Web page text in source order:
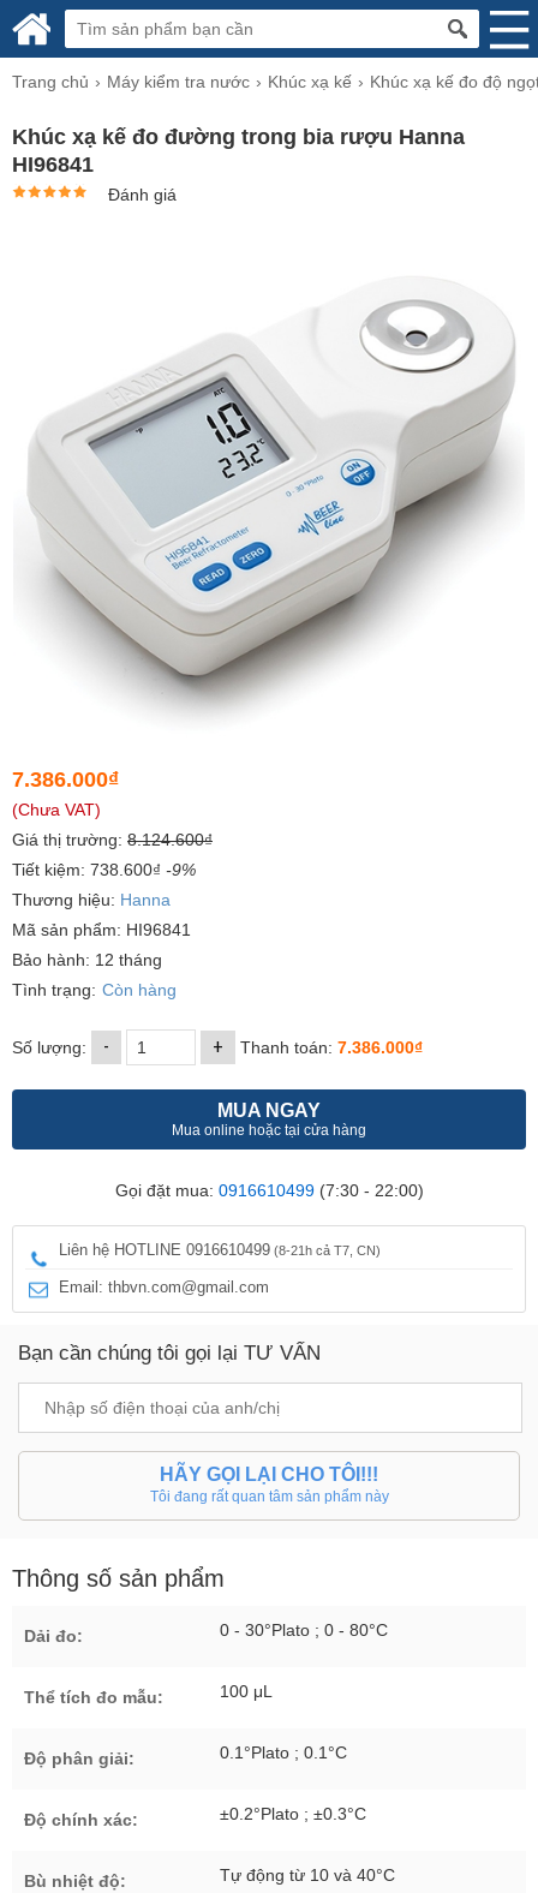
Trang chủ Máy kiểm tra nước Khúc xạ kế Khúc xạ kế đo độ
Khúc xạ kế đo đường trong bia rượu Hanna
HI96841
Đánh giá
7.386.000₫
(Chưa VAT)
Giá thị trường: 8.124.600₫
Tiết kiệm: 738.600₫ -9%
Thương hiệu: Hanna
Mã sản phẩm: HI96841
Bảo hành: 12 tháng
Tình trạng: Còn hàng
Số lượng: - + Thanh toán: 7.386.000₫
MUA NGAY
Mua online hoặc tại cửa hàng
Gọi đặt mua: 0916610499(7:30 - 22:00)
Liên hệ HOTLINE 0916610499 (8-21h cả T7, CN)
Email: thbvn.com@gmail.com
Bạn cần chúng tôi gọi lại TƯ VẤN
HÃY GỌI LẠI CHO TÔI!!!
Tôi đang rất quan tâm sản phẩm này
Thông số sản phẩm
Dải đo: 0 - 30°Plato ; 0 - 80°C
Thể tích đo mẫu: 100 μL
Độ phân giải: 0.1°Plato ; 0.1°C
Độ chính xác: ±0.2°Plato ; ±0.3°C
Bù nhiệt độ: Tự động từ 10 và 40°C